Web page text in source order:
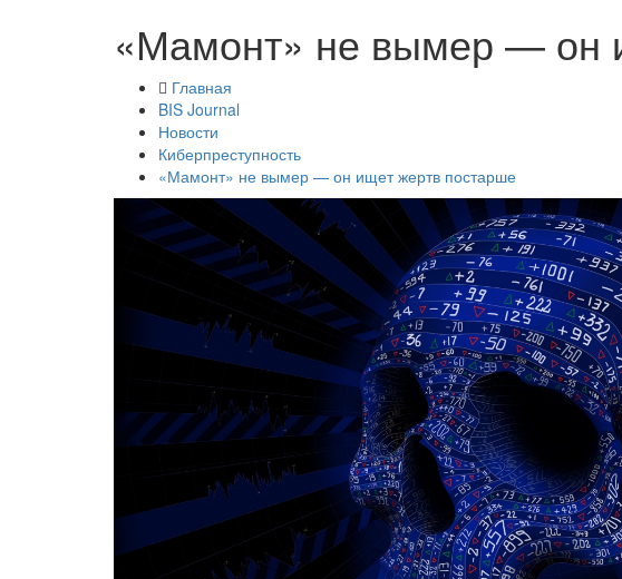
«Мамонт» не вымер — он
Главная
BIS Journal
Новости
Киберпреступность
«Мамонт» не вымер — он ищет жертв постарше